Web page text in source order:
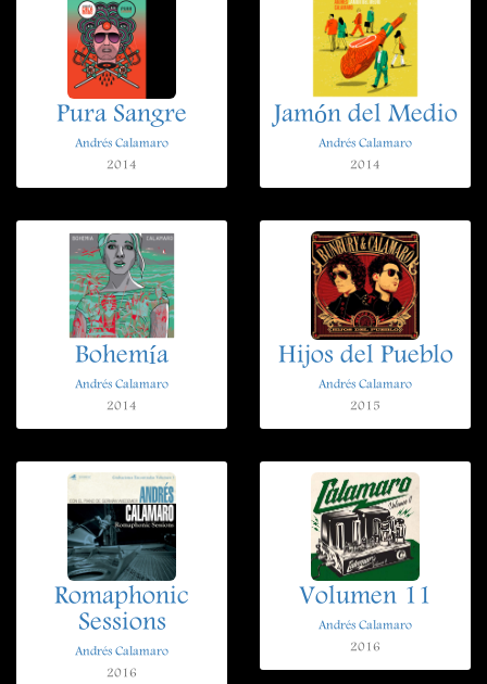
Pura Sangre
Andrés Calamaro
2014
Jamón del Medio
Andrés Calamaro
2014
Bohemía
Andrés Calamaro
2014
Hijos del Pueblo
Andrés Calamaro
2015
Romaphonic
Sessions
Andrés Calamaro
2016
Volumen 11
Andrés Calamaro
2016